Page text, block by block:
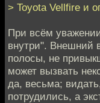
> Toyota Vellfire и
При всём
внутри". Внешний
полосы, не
может вызвать
да, весьма;
потрудились, а